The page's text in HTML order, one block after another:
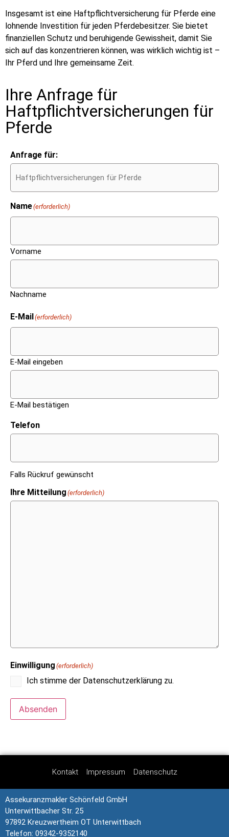
Insgesamt ist eine Haftpflichtversicherung für Pferde eine
lohnende Investition für jeden Pferdebesitzer. Sie bietet
finanziellen Schutz und beruhigende Gewissheit, damit Sie
sich auf das konzentrieren können, was wirklich wichtig ist –
Ihr Pferd und Ihre gemeinsame Zeit.
Ihre Anfrage für
Haftpflichtversicherungen für
Pferde
Anfrage für:
Name(erforderlich)
Vorname
Nachname
E-Mail(erforderlich)
E-Mail eingeben
E-Mail bestätigen
Telefon
Falls Rückruf gewünscht
Ihre Mitteilung (erforderlich)
Einwilligung (erforderlich)
Ich stimme der Datenschutzerklärung zu.
Absenden
Kontakt Impressum Datenschutz
Assekuranzmakler Schönfeld GmbH
Unterwittbacher Str. 25
97892 Kreuzwertheim OT Unterwittbach
Telefon: 09342-9352140